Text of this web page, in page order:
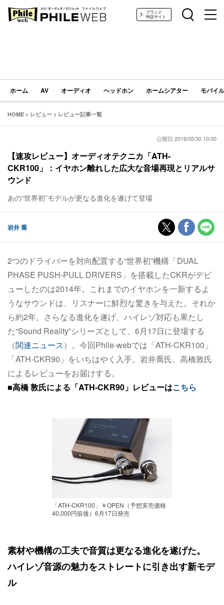
PHILE WEB｜AV/オーディオ/ガジェットブランド
特設サイト
ホーム AV オーディオ ヘッドホン ホームシアター モバイ
HOME > レビュー > レビュー記事一覧
公開日 2016/05/30 10:00
【速攻レビュー】オーディオテクニカ「ATH-
CKR100」：イヤホン離れした広大な音場再現とリアルサ
ウンド
あの“世界初”モデルが更なる進化を遂げて登場
岩井 喬
2つのドライバーを対向配置する“世界初”機構「DUAL
PHASE PUSH-PULL DRIVERS」を搭載したCKRがデビ
ューしたのは2014年。これまでのイヤホンを一新するよ
うなサウンドは、リスナーに鮮烈な驚きを与えた。それか
ら約2年。さらなる進化を遂げ、ハイレゾ対応も果たし
た“Sound Reality”シリーズとして、6月17日に登場する
（関連ニュース）。今回Phile-webでは「ATH-CKR100」
「ATH-CKR90」をいちはやく入手。岩井喬氏、高橋敦氏
によるレビューをお届けする。
■高橋 敦氏による「ATH-CKR90」レビューはこちら
「ATH-CKR100」￥OPEN（予想実売価格
40,000円前後）6月17日発売
素材や機構の工夫で音質は更なる進化を遂げた。
ハイレゾ音源の魅力をストレートに引き出す新モデ
ル